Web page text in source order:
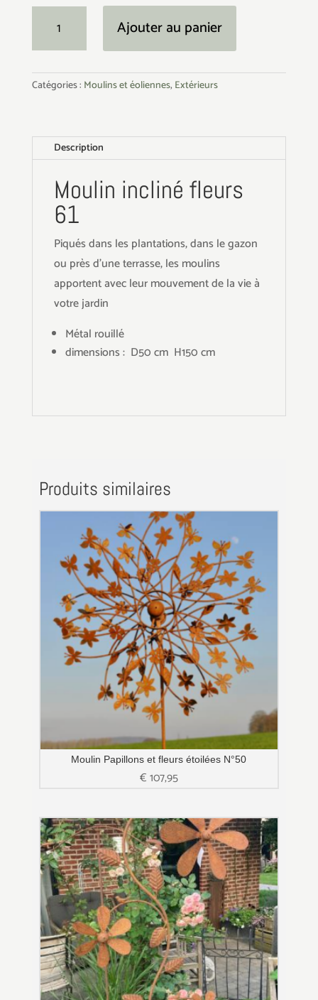
Moulin
incliné
fleurs
Ajouter au panier
Catégories : Moulins et éoliennes, Extérieurs
Description
Moulin incliné fleurs
61
Piqués dans les plantations, dans le gazon
ou près d'une terrasse, les moulins
apportent avec leur mouvement de la vie à
votre jardin
Métal rouillé
dimensions : D50 cm H150 cm
Produits similaires
Moulin Papillons et fleurs étoilées N°50
€107,95